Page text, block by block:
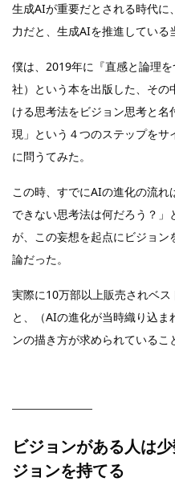
生成AIが重要だとされる時代に
力だと、生成AIを推進している
僕は、2019年に『直感と論理
社）という本を出版した、そ
ける思考法をビジョン思考と
現」という４つのステップを
に問うてみた。
この時、すでにAIの進化の流
できない思考法は何だろう？
が、この妄想を起点にビジョ
論だった。
実際に10万部以上販売されベ
と、（AIの進化が当時織り込ま
ンの描き方が求められているこ
ビジョンがある人は
ジョンを持てる